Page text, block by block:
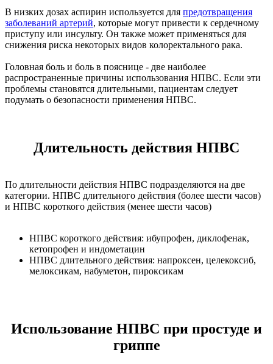
В низких дозах аспирин используется для предотвращения
заболеваний артерий, которые могут привести к сердечному
приступу или инсульту. Он также может применяться для
снижения риска некоторых видов колоректального рака.
Головная боль и боль в пояснице - две наиболее
распространенные причины использования НПВС. Если эти
проблемы становятся длительными, пациентам следует
подумать о безопасности применения НПВС.
Длительность действия НПВС
По длительности действия НПВС подразделяются на две
категории. НПВС длительного действия (более шести часов)
и НПВС короткого действия (менее шести часов)
НПВС короткого действия: ибупрофен, диклофенак,
кетопрофен и индометацин
НПВС длительного действия: напроксен, целекоксиб,
мелоксикам, набуметон, пироксикам
Использование НПВС при простуде и
гриппе